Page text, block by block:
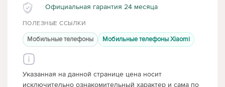
Официальная гарантия 24 месяца
ПОЛЕЗНЫЕ ССЫЛКИ
Мобильные телефоны Мобильные телефоны Xiaomi
Указанная на данной странице цена носит
исключительно ознакомительный характер и сама по